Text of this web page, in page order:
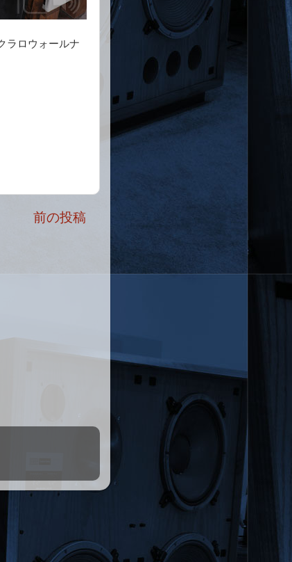
ラロウォールナ
前の投稿